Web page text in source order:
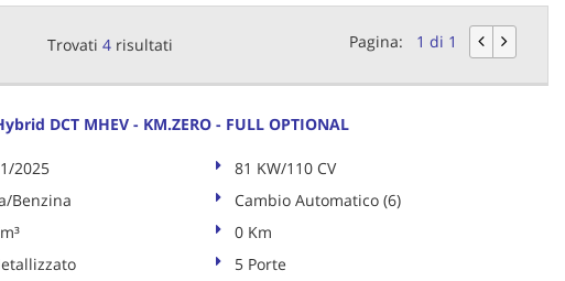
Trovati4 risultati Pagina: 1 di 1
DCT MHEV - KM.ZERO - FULL OPTIONAL
2025
81 KW/110 CV
Benzina
Cambio Automatico (6)
0 Km
5 Porte